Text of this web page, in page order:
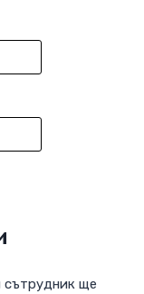
сътрудник ще